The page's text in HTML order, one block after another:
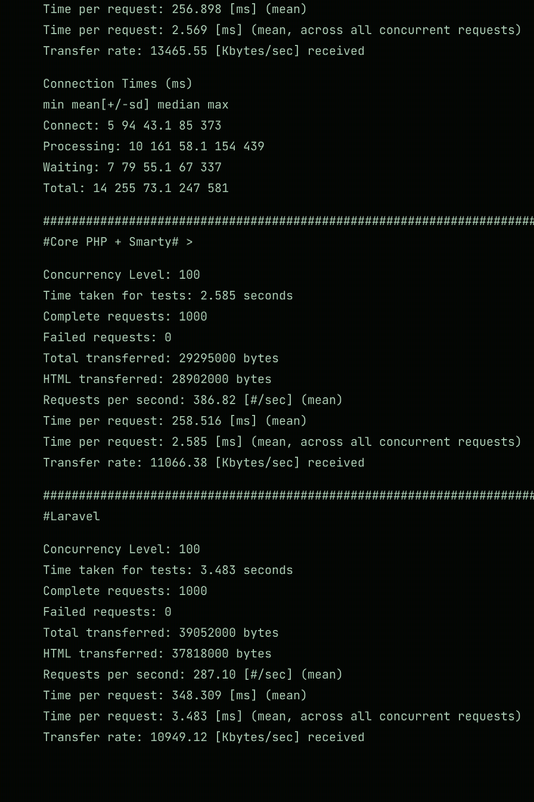
Time per request: 256.898 [ms] (mean)
Time per request: 2.569 [ms] (mean, across all concurrent requests)
Transfer rate: 13465.55 [Kbytes/sec] received
Connection Times (ms)
min mean[+/-sd] median max
Connect: 5 94 43.1 85 373
Processing: 10 161 58.1 154 439
Waiting: 7 79 55.1 67 337
Total: 14 255 73.1 247 581
#Core PHP + Smarty# >
Concurrency Level: 100
Time taken for tests: 2.585 seconds
Complete requests: 1000
Failed requests: 0
Total transferred: 29295000 bytes
HTML transferred: 28902000 bytes
Requests per second: 386.82 [#/sec] (mean)
Time per request: 258.516 [ms] (mean)
Time per request: 2.585 [ms] (mean, across all concurrent requests)
Transfer rate: 11066.38 [Kbytes/sec] received
#Laravel
Concurrency Level: 100
Time taken for tests: 3.483 seconds
Complete requests: 1000
Failed requests: 0
Total transferred: 39052000 bytes
HTML transferred: 37818000 bytes
Requests per second: 287.10 [#/sec] (mean)
Time per request: 348.309 [ms] (mean)
Time per request: 3.483 [ms] (mean, across all concurrent requests)
Transfer rate: 10949.12 [Kbytes/sec] received